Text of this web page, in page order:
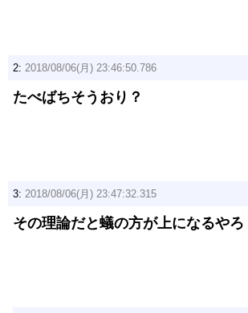
2: 2018/08/06(月) 23:46:50.786
たべばちそうおり？
3: 2018/08/06(月) 23:47:32.315
その理論だと蟻の方が上になるやろ